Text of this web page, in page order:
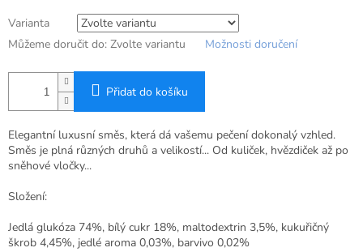
Varianta
Můžeme doručit do: Zvolte variantu Možnosti doručení
Přidat do košíku
Elegantní luxusní směs, která dá vašemu pečení dokonalý vzhled.
Směs je plná různých druhů a velikostí... Od kuliček, hvězdiček až po
sněhové vločky...
Složení:
Jedlá glukóza 74%, bílý cukr 18%, maltodextrin 3,5%, kukuřičný
škrob 4,45%, jedlé aroma 0,03%, barvivo 0,02%